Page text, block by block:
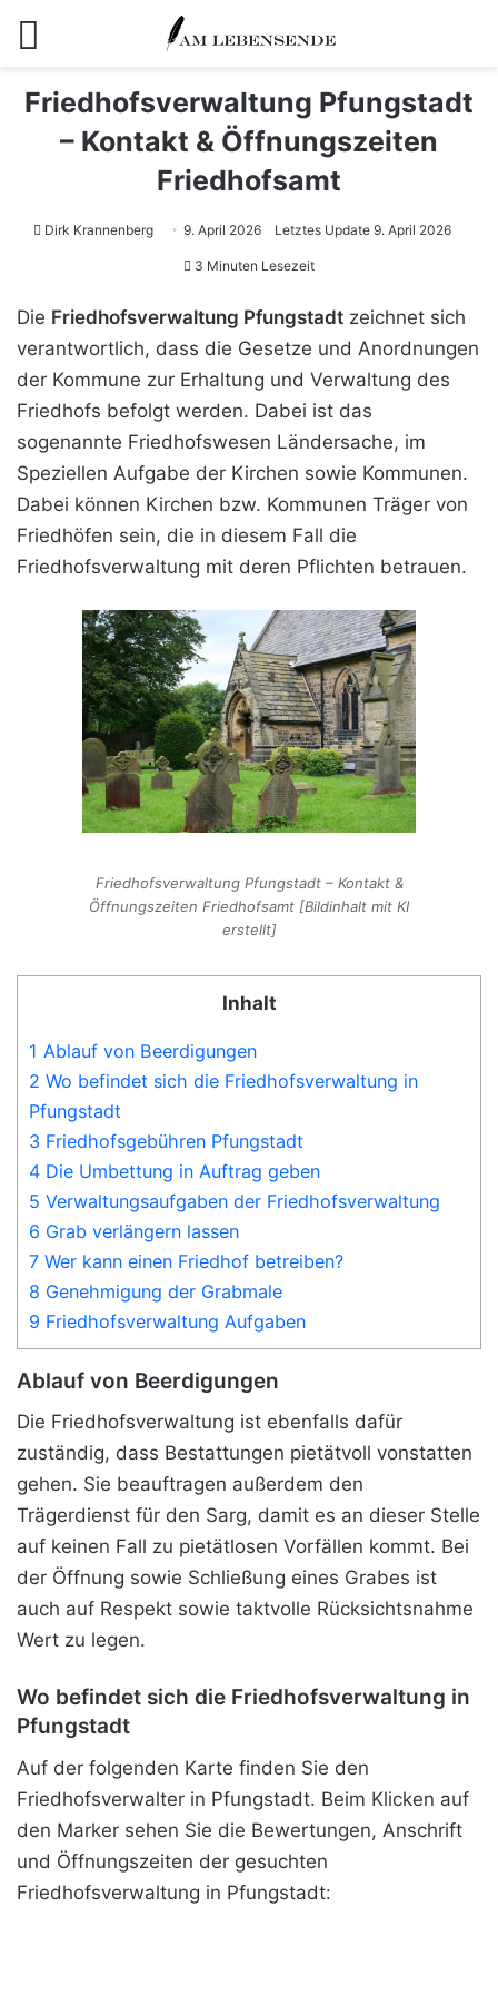
Friedhofsverwaltung Pfungstadt
– Kontakt & Öffnungszeiten
Friedhofsamt
Dirk Krannenberg 9. April 2026 Letztes Update 9. April 2026
3 Minuten Lesezeit
Die Friedhofsverwaltung Pfungstadt zeichnet sich
verantwortlich, dass die Gesetze und Anordnungen
der Kommune zur Erhaltung und Verwaltung des
Friedhofs befolgt werden. Dabei ist das
sogenannte Friedhofswesen Ländersache, im
Speziellen Aufgabe der Kirchen sowie Kommunen.
Dabei können Kirchen bzw. Kommunen Träger von
Friedhöfen sein, die in diesem Fall die
Friedhofsverwaltung mit deren Pflichten betrauen.
Friedhofsverwaltung Pfungstadt – Kontakt &
Öffnungszeiten Friedhofsamt [Bildinhalt mit KI
erstellt]
Inhalt
1 Ablauf von Beerdigungen
2 Wo befindet sich die Friedhofsverwaltung in
Pfungstadt
3 Friedhofsgebühren Pfungstadt
4 Die Umbettung in Auftrag geben
5 Verwaltungsaufgaben der Friedhofsverwaltung
6 Grab verlängern lassen
7 Wer kann einen Friedhof betreiben?
8 Genehmigung der Grabmale
9 Friedhofsverwaltung Aufgaben
Ablauf von Beerdigungen
Die Friedhofsverwaltung ist ebenfalls dafür
zuständig, dass Bestattungen pietätvoll vonstatten
gehen. Sie beauftragen außerdem den
Trägerdienst für den Sarg, damit es an dieser Stelle
auf keinen Fall zu pietätlosen Vorfällen kommt. Bei
der Öffnung sowie Schließung eines Grabes ist
auch auf Respekt sowie taktvolle Rücksichtsnahme
Wert zu legen.
Wo befindet sich die Friedhofsverwaltung in
Pfungstadt
Auf der folgenden Karte finden Sie den
Friedhofsverwalter in Pfungstadt. Beim Klicken auf
den Marker sehen Sie die Bewertungen, Anschrift
und Öffnungszeiten der gesuchten
Friedhofsverwaltung in Pfungstadt: